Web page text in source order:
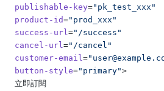
  publishable-key
="pk_test_xxx"
  product-id
="prod_xxx"
  success-url
="/success"
  cancel-url
="/cancel"
  customer-email
=
  button-style
="primary">
  立即訂閱